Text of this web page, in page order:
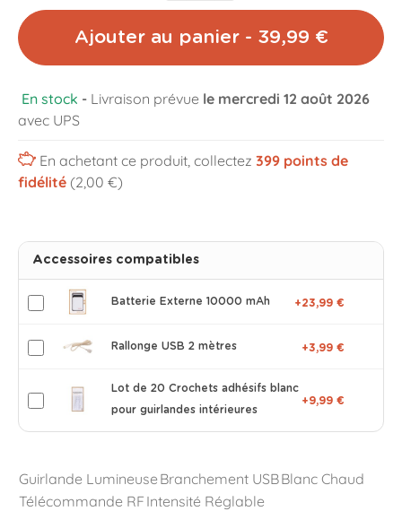
Ajouter au panier - 39,99 €
En stock - Livraison prévue le mercredi 12 août 2026
avec UPS
En achetant ce produit, collectez 399points de
fidélité (2,00 €)
Accessoires compatibles
Batterie Externe 10000 mAh +23,99 €
Rallonge USB 2 mètres +3,99 €
Lot de 20 Crochets adhésifs blanc
pour guirlandes intérieures
+9,99 €
Guirlande Lumineuse Branchement USBBlanc Chaud
Télécommande RF Intensité Réglable